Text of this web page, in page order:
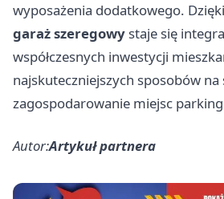
wyposażenia dodatkowego.
garaż szeregowy staje się
współczesnych inwestycji
najskuteczniejszych sposobów na
zagospodarowanie miejsc
Autor:Artykuł partnera